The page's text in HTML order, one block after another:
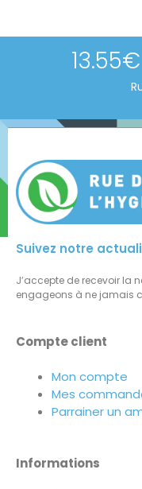
13.55€
Suivez notre
J’accepte de recevoir la
engageons à ne jamais
Compte client
Mon compte
Mes
Parrainer un
Informations